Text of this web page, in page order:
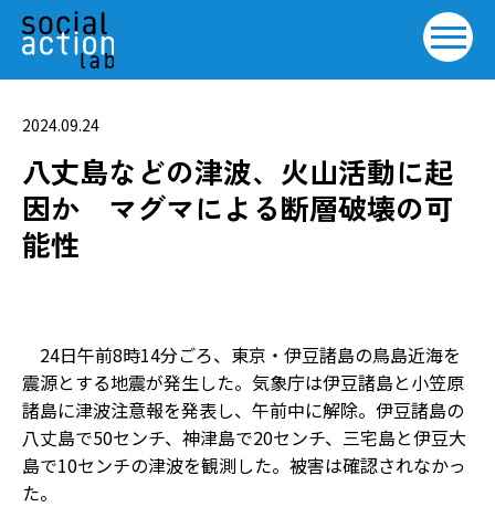
2024.09.24
八丈島などの津波、火山活動に起
因か マグマによる断層破壊の可
能性
24日午前8時14分ごろ、東京・伊豆諸島の鳥島近海を
震源とする地震が発生した。気象庁は伊豆諸島と小笠原
諸島に津波注意報を発表し、午前中に解除。伊豆諸島の
八丈島で50センチ、神津島で20センチ、三宅島と伊豆大
島で10センチの津波を観測した。被害は確認されなかっ
た。